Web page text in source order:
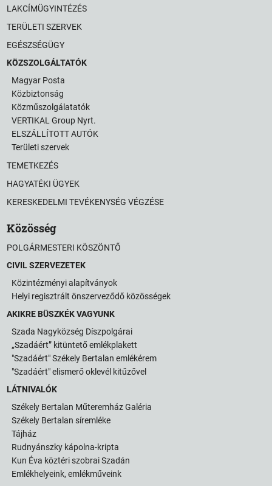
LAKCÍMÜGYINTÉZÉS
TERÜLETI SZERVEK
EGÉSZSÉGÜGY
KÖZSZOLGÁLTATÓK
Magyar Posta
Közbiztonság
Közműszolgálatatók
VERTIKAL Group Nyrt.
ELSZÁLLÍTOTT AUTÓK
Területi szervek
TEMETKEZÉS
HAGYATÉKI ÜGYEK
KERESKEDELMI TEVÉKENYSÉG VÉGZÉSE
Közösség
POLGÁRMESTERI KÖSZÖNTŐ
CIVIL SZERVEZETEK
Közintézményi alapítványok
Helyi regisztrált önszerveződő közösségek
AKIKRE BÜSZKÉK VAGYUNK
Szada Nagyközség Díszpolgárai
„Szadáért” kitüntető emlékplakett
"Szadáért" Székely Bertalan emlékérem
"Szadáért" elismerő oklevél kitűzővel
LÁTNIVALÓK
Székely Bertalan Műteremház Galéria
Székely Bertalan síremléke
Tájház
Rudnyánszky kápolna-kripta
Kun Éva köztéri szobrai Szadán
Emlékhelyeink, emlékműveink